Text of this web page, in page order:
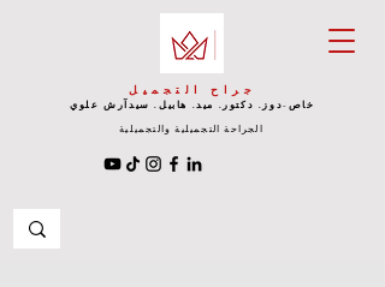
جراح التجميل
خاص-دوز. دكتور. ميد. هابيل. سيدآرش علوي
الجراحة التجميلية والتجميلية